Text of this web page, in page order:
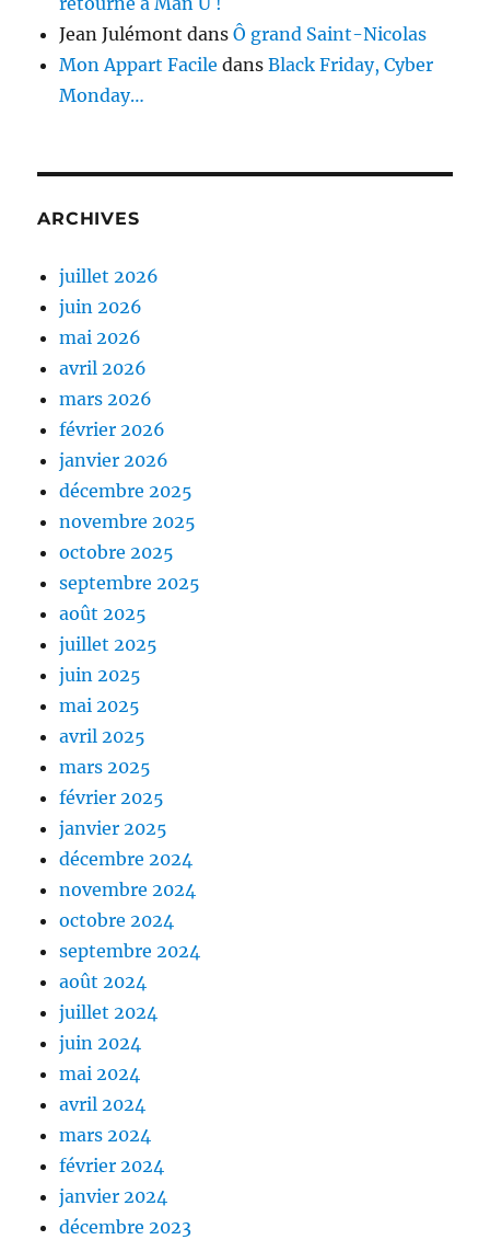
Jean Julémont dansÔ grand Saint-Nicolas
Mon Appart Facile dansBlack Friday, Cyber
Monday…
ARCHIVES
juillet 2026
juin 2026
mai 2026
avril 2026
mars 2026
février 2026
janvier 2026
décembre 2025
novembre 2025
octobre 2025
septembre 2025
août 2025
juillet 2025
juin 2025
mai 2025
avril 2025
mars 2025
février 2025
janvier 2025
décembre 2024
novembre 2024
octobre 2024
septembre 2024
août 2024
juillet 2024
juin 2024
mai 2024
avril 2024
mars 2024
février 2024
janvier 2024
décembre 2023